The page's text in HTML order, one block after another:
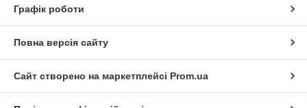
Графік роботи
Повна версія сайту
Сайт створено на маркетплейсі Prom.ua